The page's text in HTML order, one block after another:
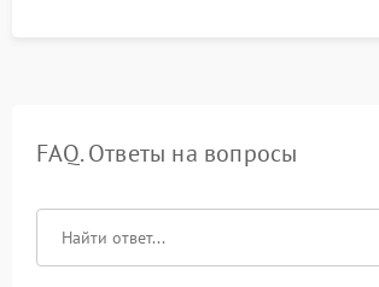
FAQ. Ответы на вопросы